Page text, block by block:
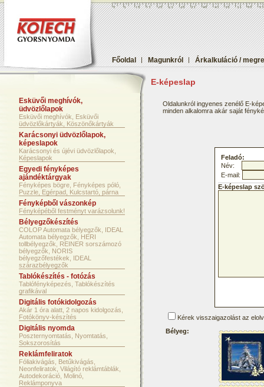
Főoldal | Magunkról | Árkalkuláció /
E-képeslap
Esküvői meghívók,
üdvözlőlapok
Esküvői meghívók, Esküvői
üdvözlőkártyák, Köszönőkártyák
Karácsonyi üdvözlőlapok,
képeslapok
Karácsonyi és újévi üdvözlőlapok,
Képeslapok
Egyedi fényképes
ajándéktárgyak
Fényképes bögre, Fényképes póló,
Puzzle, Egérpad, Kulcstartó, párna
Fényképből vászonkép
Fényképéből festményt varázsolunk!
Bélyegzőkészítés
COLOP Automata bélyegzők, IDEAL
Automata bélyegzők, HERI
tollbélyegzők, REINER sorszámozó
bélyegzők, NORIS
bélyegzőfestékek, IDEAL
szárazbélyegzők
Tablókészítés - fotózás
Tablófényképezés, Tablókészítés
grafikával
Digitális fotókidolgozás
Akár 1 óra alatt, 2 napos kidolgozás,
Fotókönyv-készítés
Digitális nyomda
Poszternyomtatás, Nyomtatás,
Sokszorosítás
Reklámfeliratok
Fóliakivágás, Betűkivágás,
Neonfeliratok, Világító reklámtáblák,
Autodekoráció, Molinó,
Reklámponyva
Oldalunkról ingyenes zenélő E-
minden alkalomra akár saját
Feladó:
Név:
E-mail:
E-képeslap
Kérek visszaigazolást az
Bélyeg: